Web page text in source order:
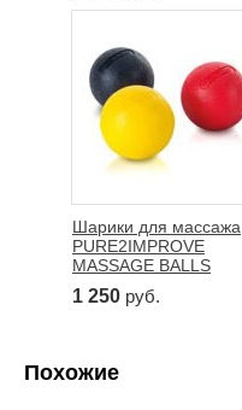
Шарики для массажа
PURE2IMPROVE
MASSAGE BALLS
1 250 руб.
Похожие